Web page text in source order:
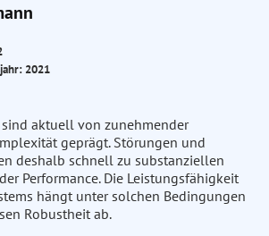
2021
aktuell von zunehmender
geprägt. Störungen und
deshalb schnell zu substanziellen
Performance. Die Leistungsfähigkeit
hängt unter solchen Bedingungen
Robustheit ab.